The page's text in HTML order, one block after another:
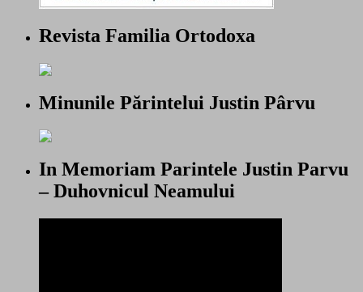
Revista Familia Ortodoxa
Minunile Părintelui Justin Pârvu
In Memoriam Parintele Justin Parvu
– Duhovnicul Neamului